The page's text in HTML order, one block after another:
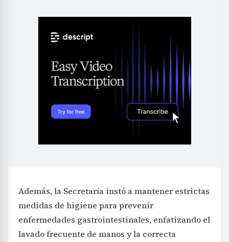
Además, la Secretaría instó a mantener estrictas
medidas de higiene para prevenir
enfermedades gastrointestinales, enfatizando el
lavado frecuente de manos y la correcta